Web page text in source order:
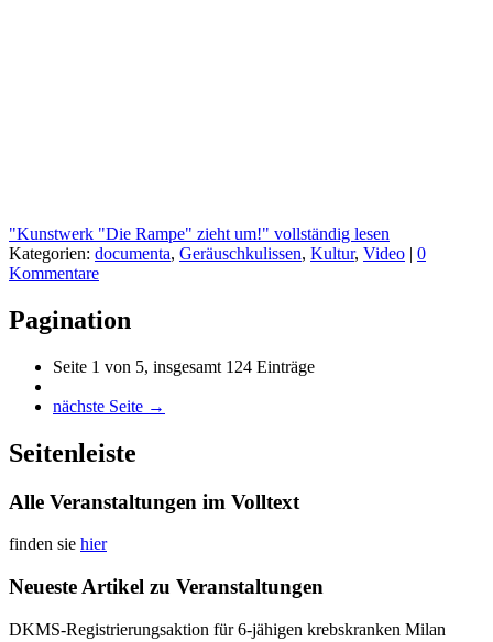
"Kunstwerk "Die Rampe" zieht um!" vollständig lesen
Kategorien: documenta, Geräuschkulissen, Kultur, Video | 0
Kommentare
Pagination
Seite 1 von 5, insgesamt 124 Einträge
nächste Seite →
Seitenleiste
Alle Veranstaltungen im Volltext
finden sie hier
Neueste Artikel zu Veranstaltungen
DKMS-Registrierungsaktion für 6-jähigen krebskranken Milan